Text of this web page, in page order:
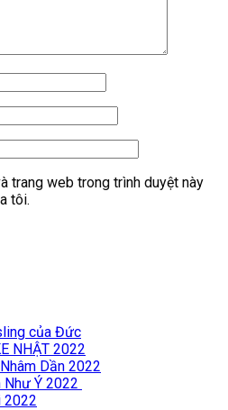
trang web trong trình duyệt này
tôi.
của Đức
NHẬT 2022
Dần 2022
Như Ý 2022
2022